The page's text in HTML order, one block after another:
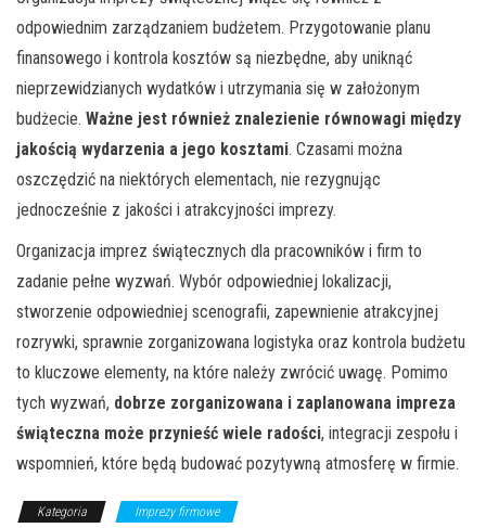
odpowiednim zarządzaniem budżetem. Przygotowanie planu
finansowego i kontrola kosztów są niezbędne, aby uniknąć
nieprzewidzianych wydatków i utrzymania się w założonym
budżecie. Ważne jest również znalezienie równowagi między
jakością wydarzenia a jego kosztami. Czasami można
oszczędzić na niektórych elementach, nie rezygnując
jednocześnie z jakości i atrakcyjności imprezy.
Organizacja imprez świątecznych dla pracowników i firm to
zadanie pełne wyzwań. Wybór odpowiedniej lokalizacji,
stworzenie odpowiedniej scenografii, zapewnienie atrakcyjnej
rozrywki, sprawnie zorganizowana logistyka oraz kontrola budżetu
to kluczowe elementy, na które należy zwrócić uwagę. Pomimo
tych wyzwań, dobrze zorganizowana i zaplanowana impreza
świąteczna może przynieść wiele radości, integracji zespołu i
wspomnień, które będą budować pozytywną atmosferę w firmie.
Kategoria Imprezy firmowe